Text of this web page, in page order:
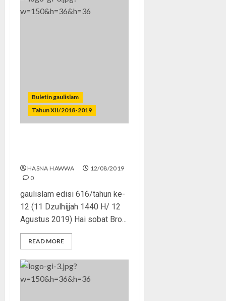
Buletin gaulislam
Tahun XII/2018-2019
HASNA HAWWA
12/08/2019
0
gaulislam edisi 616/tahun ke-
12 (11 Dzulhijjah 1440 H/ 12
Agustus 2019) Hai sobat Bro...
READ MORE